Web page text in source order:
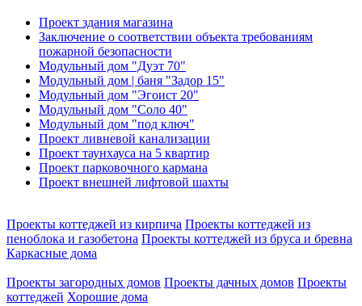
Проект здания магазина
Заключение о соответствии объекта требованиям
пожарной безопасности
Модульный дом "Дуэт 70"
Модульный дом | баня "Задор 15"
Модульный дом "Эгоист 20"
Модульный дом "Соло 40"
Модульный дом "под ключ"
Проект ливневой канализации
Проект таунхауса на 5 квартир
Проект парковочного кармана
Проект внешней лифтовой шахты
Проекты коттеджей из кирпича Проекты коттеджей из
пеноблока и газобетона Проекты коттеджей из бруса и бревна
Каркасные дома
Проекты загородных домов Проекты дачных домов Проекты
коттеджей Хорошие дома